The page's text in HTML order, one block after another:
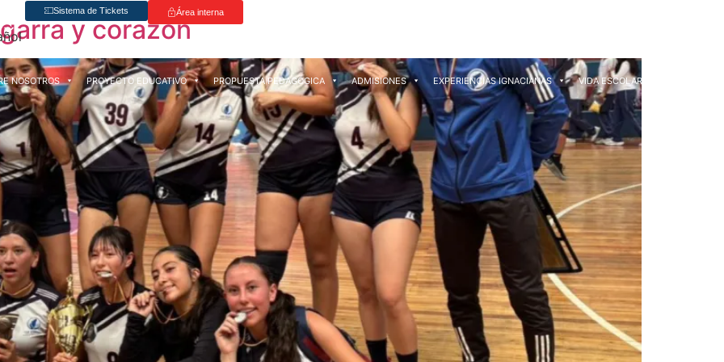
Sistema de Tickets Área interna
NOSOTROS PROYECTO EDUCATIVO PROPUESTA PEDAGÓGICA ADMISIONES EXPERIENCIAS IGNACIANAS VIDA ESCOLAR
y corazón